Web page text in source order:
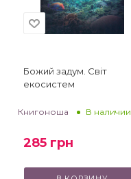
Божий задум. Світ
екосистем
Книгоноша В наличии
285 грн